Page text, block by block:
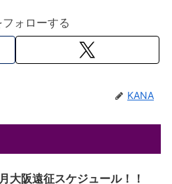
ォローする
KANA
大阪遠征スケジュール！！